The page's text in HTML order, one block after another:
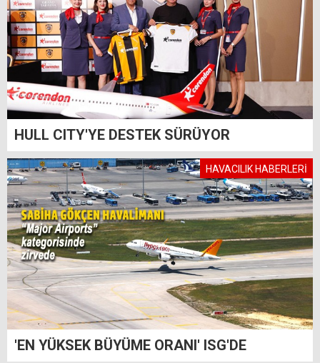
HULL CITY'YE DESTEK SÜRÜYOR
HAVACILIK HABERLERİ
'EN YÜKSEK BÜYÜME ORANI' ISG'DE